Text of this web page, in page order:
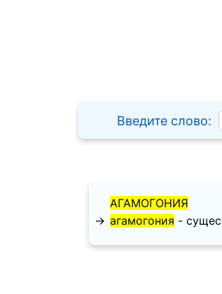
Введите слово:
АГАМОГОНИЯ
→ агамогония -